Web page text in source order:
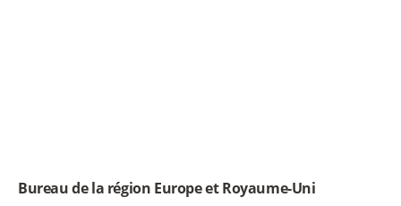
Bureau de la région Europe et Royaume-Uni